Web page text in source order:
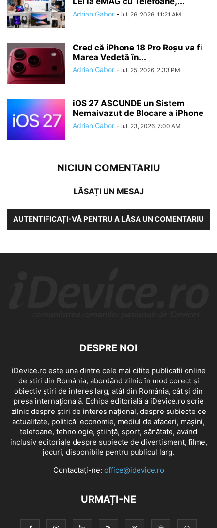
Adrian Gabor - iul. 26, 2026, 11:21 AM
Cred că iPhone 18 Pro Roșu va fi
Marea Vedetă în...
Adrian Gabor - iul. 25, 2026, 2:33 PM
iOS 27 ASCUNDE un Sistem
Nemaivazut de Blocare a iPhone
Adrian Gabor - iul. 23, 2026, 7:00 AM
NICIUN COMENTARIU
LĂSAȚI UN MESAJ
AUTENTIFICAȚI-VĂ PENTRU A LĂSA UN COMENTARIU
DESPRE NOI
iDevice.ro este una dintre cele mai citite publicatii online
de știri din România, abordând zilnic în mod corect și
obiectiv știri de interes larg, atât din România, cât și din
presa internațională. Echipa editorială a iDevice.ro scrie
zilnic despre știri de interes național, despre subiecte de
actualitate, politică, economie, mediul de afaceri, mașini,
telefoane, tehnologie, știință, sport, sănătate, având
inclusiv editoriale despre subiecte de divertisment, filme,
jocuri, disponibile pentru publicul larg.
Contactați-ne: office@idevice.ro
URMAȚI-NE